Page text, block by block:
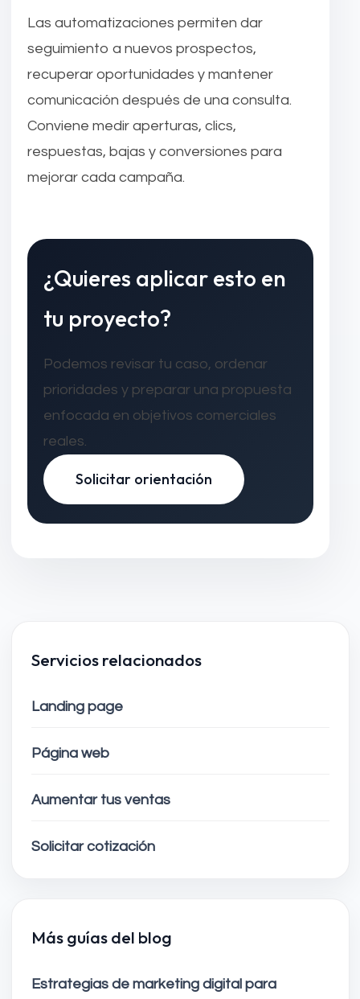
Las automatizaciones permiten dar
seguimiento a nuevos prospectos,
recuperar oportunidades y mantener
comunicación después de una consulta.
Conviene medir aperturas, clics,
respuestas, bajas y conversiones para
mejorar cada campaña.
¿Quieres aplicar esto en
tu proyecto?
Podemos revisar tu caso, ordenar
prioridades y preparar una propuesta
enfocada en objetivos comerciales
reales.
Solicitar orientación
Servicios relacionados
Landing page
Página web
Aumentar tus ventas
Solicitar cotización
Más guías del blog
Estrategias de marketing digital para